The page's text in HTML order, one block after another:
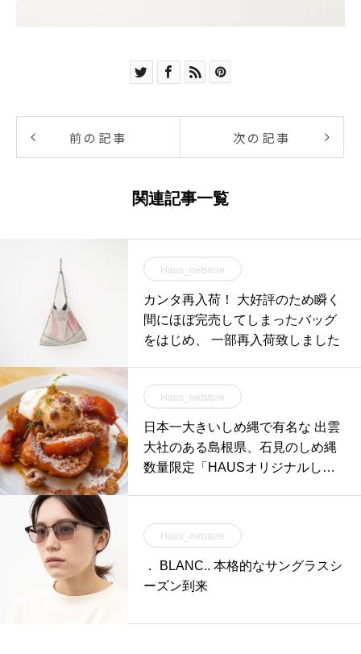
前の記事 次の記事
関連記事一覧
Haus_netstore
カンタ再入荷！ 大好評のため瞬く
間にほぼ完売してしまったバッグ
をはじめ、 一部再入荷致しました
Haus_netstore
日本一大きいしめ縄で有名な 出雲
大社のある島根県、石見のしめ縄
数量限定「HAUSオリジナルしめ
Haus_netstore
． BLANC.. 本格的なサングラスシ
ーズン到来